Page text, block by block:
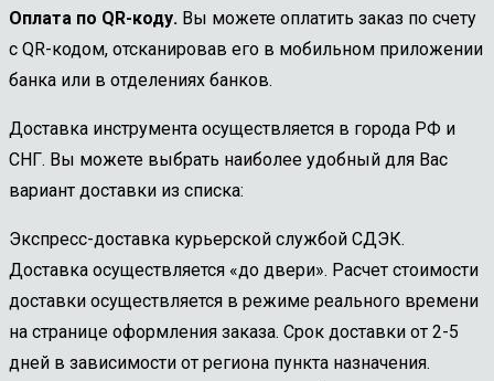
Оплата по QR-коду. Вы можете оплатить заказ по счету
с QR-кодом, отсканировав его в мобильном приложении
банка или в отделениях банков.
Доставка инструмента осуществляется в города РФ и
СНГ. Вы можете выбрать наиболее удобный для Вас
вариант доставки из списка:
Экспресс-доставка курьерской службой СДЭК.
Доставка осуществляется «до двери». Расчет стоимости
доставки осуществляется в режиме реального времени
на странице оформления заказа. Срок доставки от 2-5
дней в зависимости от региона пункта назначения.